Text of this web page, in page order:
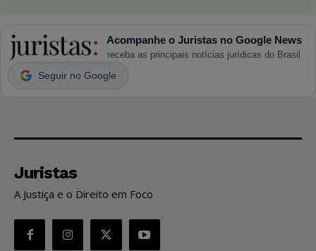
Acompanhe o Juristas no Google News
receba as principais notícias jurídicas do Brasil
Seguir no Google
Juristas
A Justiça e o Direito em Foco